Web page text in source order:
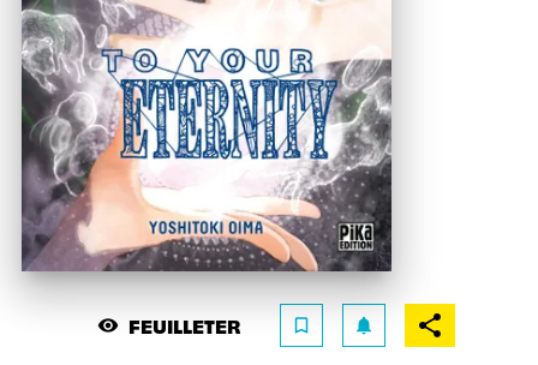
visibility FEUILLETER bookmark_border notifications